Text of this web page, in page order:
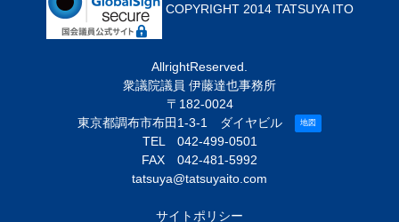
COPYRIGHT 2014 TATSUYA ITO
AllrightReserved.
衆議院議員 伊藤達也事務所
〒182-0024
東京都調布市布田1-3-1 ダイヤビル
地図
TEL 042-499-0501
FAX 042-481-5992
tatsuya@tatsuyaito.com
サイトポリシー